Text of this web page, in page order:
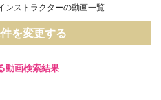
ンストラクターの動画一覧
を変更する
動画検索結果